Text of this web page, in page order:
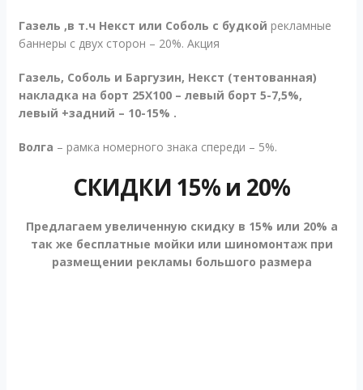
Газель ,в т.ч Некст или Соболь с будкой рекламные
баннеры с двух сторон – 20%. Акция
Газель, Соболь и Баргузин, Некст (тентованная)
накладка на борт 25Х100 – левый борт 5-7,5%,
левый +задний – 10-15% .
Волга – рамка номерного знака спереди – 5%.
СКИДКИ 15% и 20%
Предлагаем увеличенную скидку в 15% или 20% а
так же бесплатные мойки или шиномонтаж при
размещении рекламы большого размера